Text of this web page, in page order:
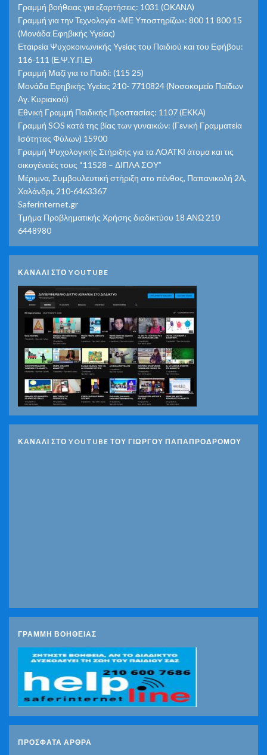
Γραμμή βοήθειας για εξαρτήσεις: 1031 (ΟΚΑΝΑ)
Γραμμή για την Τεχνολογία «ΜΕ Υποστηρίζω»: 800 11 800 15
(Μονάδα Εφηβικής Υγείας)
Εταιρεία Ψυχοκοινωνικής Υγείας του Παιδιού και του Εφήβου:
116-111 (Ε.Ψ.Υ.Π.Ε)
Γραμμή Μαζί για το Παιδί: (115 25)
Μονάδα Εφηβικής Υγείας 210- 7710824 (Νοσοκομείο Παίδων
Αγ. Κυριακού)
Εθνική Γραμμή Παιδικής Προστασίας: 1107 (ΕΚΚΑ)
Γραμμή SOS κατά της βίας των γυναικών: (Γενική Γραμματεία
Ισότητας Φύλων) 15900
Γραμμή Ψυχολογικής Στήριξης για τα ΛΟΑΤΚΙ άτομα και τις
οικογένειές τους “11528 – ΔΙΠΛΑ ΣΟΥ”
Μέριμνα, Συμβουλευτική στήριξη στο πένθος, Παπανικολή 2Α,
Χαλάνδρι, 210-6463367
Saferinternet.gr
Τμήμα Προβληματικής Χρήσης διαδικτύου 18 ΑΝΩ 210
6448980
ΚΑΝΑΛΙ ΣΤΟ YOUTUBE
ΚΑΝΑΛΙ ΣΤΟ YOUTUBE ΤΟΥ ΓΙΩΡΓΟΥ ΠΑΠΑΠΡΟΔΡΟΜΟΥ
ΓΡΑΜΜΗ ΒΟΗΘΕΙΑΣ
ΠΡΌΣΦΑΤΑ ΆΡΘΡΑ